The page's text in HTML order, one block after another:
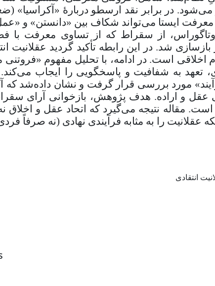
می‌شود. در برابر نقد ارسطو دربارۀ «آکراسیا»
معرفت ایستا می‌تواند شکاف بین «دانستن» و
از سقراط که از تساوی معرفت با
بازسازی شد. در این رابطه تأکید گردید عقلانیت
اخلاقی است. در ادامه، با تحلیل مفهوم
تعهد به شفافیت و پاسخگویی را ایجاب
مورد بررسی قرار گرفت و نشان داده‌شد
عقل و اراده. هدف پژوهش، بازخوانی آرای
مقاله نتیجه می‌گیرد که اتحاد عقل و اخلاق
عقلانیت را به مثابه فرآیندی نهادی (نه صرفاً
انتقادی